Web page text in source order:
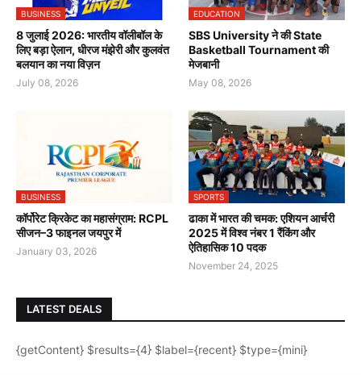
BUSINESS
8 जुलाई 2026: भारतीय वॉलीबॉल के
लिए बड़ा ऐलान, धीरज मंझेरी और कुलवंत
बलयान का नया विज़न
July 08, 2026
EDUCATION
SBS University ने की State
Basketball Tournament की
मेजबानी
May 08, 2026
BUSINESS
कॉर्पोरेट क्रिकेट का महासंग्राम: RCPL
सीजन–3 फाइनल जयपुर में
January 03, 2026
SPORTS
ढाका में भारत की चमक: एशियन आर्चरी
2025 में विश्व नंबर 1 रैंकिंग और
ऐतिहासिक 10 पदक
November 24, 2025
LATEST DEALS
{getContent} $results={4} $label={recent} $type={mini}